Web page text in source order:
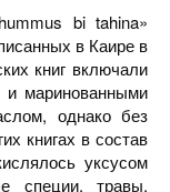
bi tahina»
в Каире в
книг включали
маринованными
однако без
книгах в состав
уксусом
специи, травы,